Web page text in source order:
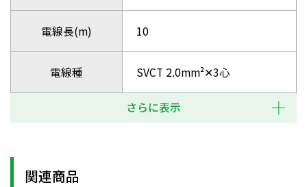
電線長(m) 10
電線種 SVCT 2.0mm²✕3心
さらに表示
関連商品